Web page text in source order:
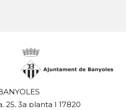
25, 3a planta | 17820